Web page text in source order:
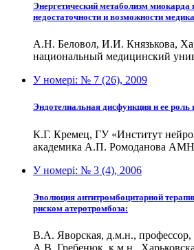
Энергетический метаболизм миокарда
недостаточности и возможности
А.Н. Беловол, И.И. Князькова,
национальный медицинский
У номері: № 7 (26), 2009
Эндотелиальная дисфункция и ее роль
К.Г. Кремец, ГУ «Институт
академика А.П. Ромоданова
У номері: № 3 (4), 2006
Эволюция антитромбоцитарной
риском атеротромбоза:
В.А. Яворская, д.м.н.,
А.В. Гребенюк, к.м.н.,